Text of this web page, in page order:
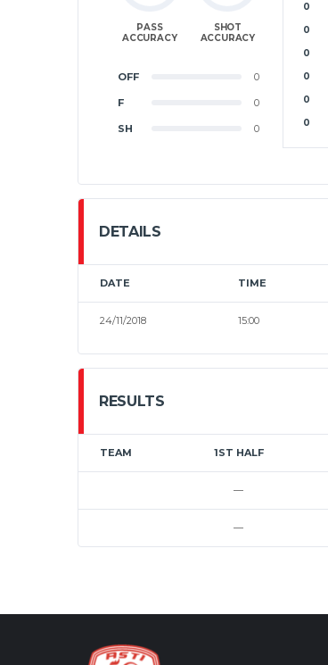
0
0
0
0
0
0
PASS
ACCURACY
SHOT
ACCURACY
OFF 0
F 0
SH 0
DETAILS
DATE TIME
24/11/2018 15:00
RESULTS
TEAM 1ST HALF
—
—